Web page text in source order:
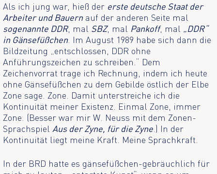
Als ich jung war, hieß der erste deutsche Staat der
Arbeiter und Bauernauf der anderen Seite mal
sogenannte DDR, mal SBZ, mal Pankoff, mal „DDR“
in Gänsefüßchen. Im August 1989 habe sich dann die
Bildzeitung „entschlossen, DDR ohne
Anführungszeichen zu schreiben.“ Dem
Zeichenvorrat trage ich Rechnung, indem ich heute
ohne Gänsefüßchen zu dem Gebilde östlich der Elbe
Zone sage. Zone. Damit unterstreiche ich die
Kontinuität meiner Existenz. Einmal Zone, immer
Zone. (Besser war mir W. Neuss mit dem Zonen-
Sprachspiel Aus der Zyne, für die Zyne .) In der
Kontinuität liegt meine Kraft. Meine Sprachkraft.
In der BRD hatte es gänsefüßchen-gebräuchlich für